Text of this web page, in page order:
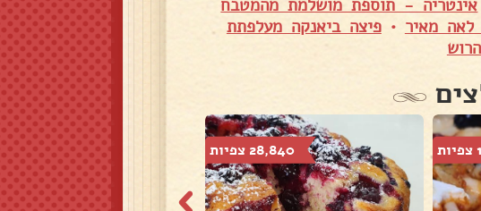
אינטריה - תוספת מושלמת מהמטבח
•פיצה ביאנקה מעלפתת
28,840 צפיות